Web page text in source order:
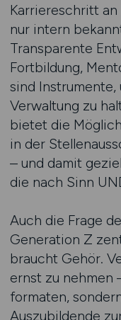
Karriereschritt
nur intern
Transparente
Fortbildung,
sind
Verwaltung zu
bietet die
in der
– und damit
die nach Sinn
Auch die Frage
Generation Z
braucht Gehör.
ernst zu
formaten,
Auszubildende